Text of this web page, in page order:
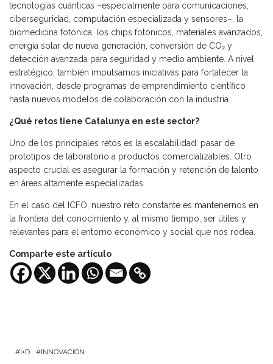
tecnologías cuánticas –especialmente para comunicaciones,
ciberseguridad, computación especializada y sensores–, la
biomedicina fotónica, los chips fotónicos, materiales avanzados,
energía solar de nueva generación, conversión de CO₂ y
detección avanzada para seguridad y medio ambiente. A nivel
estratégico, también impulsamos iniciativas para fortalecer la
innovación, desde programas de emprendimiento científico
hasta nuevos modelos de colaboración con la industria.
¿Qué retos tiene Catalunya en este sector?
Uno de los principales retos es la escalabilidad: pasar de
prototipos de laboratorio a productos comercializables. Otro
aspecto crucial es asegurar la formación y retención de talento
en áreas altamente especializadas.
En el caso del ICFO, nuestro reto constante es mantenernos en
la frontera del conocimiento y, al mismo tiempo, ser útiles y
relevantes para el entorno económico y social que nos rodea.
Comparte este artículo
I+D INNOVACIÓN